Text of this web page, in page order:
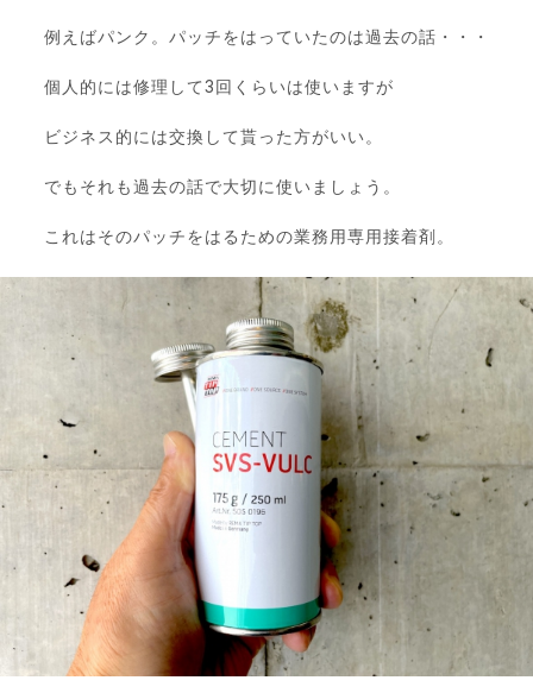
例えばパンク。パッチをはっていたのは過去の話・・・
個人的には修理して3回くらいは使いますが
ビジネス的には交換して貰った方がいい。
でもそれも過去の話で大切に使いましょう。
これはそのパッチをはるための業務用専用接着剤。